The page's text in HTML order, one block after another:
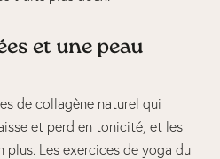
et une peau
de collagène naturel qui
et perd en tonicité, et les
plus. Les exercices de yoga du